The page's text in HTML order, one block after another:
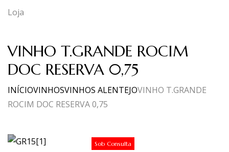
Loja
VINHO T.GRANDE ROCIM
DOC RESERVA 0,75
INÍCIOVINHOSVINHOS ALENTEJOVINHO T.GRANDE
ROCIM DOC RESERVA 0,75
Sob Consulta